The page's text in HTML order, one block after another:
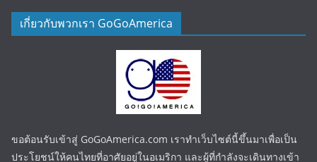
เกี่ยวกับพวกเรา GoGoAmerica
ขอต้อนรับเข้าสู่ GoGoAmerica.com เราทำเว็บไซต์นี้ขึ้นมาเพื่อเป็น
ประโยชน์ให้คนไทยที่อาศัยอยู่ในอเมริกา และผู้ที่กำลังจะเดินทางเข้า